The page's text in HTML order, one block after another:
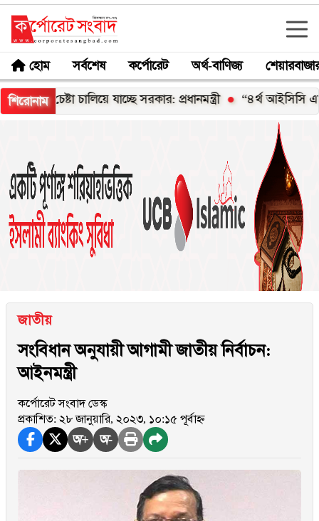
হোম সর্বশেষ কর্পোরেট অর্থ-বাণিজ্য
শিরোনামচালিয়ে যাচ্ছে সরকার: প্রধানমন্ত্রী “৪র্থ আইসিসি এমার্জিং
জাতীয়
সংবিধান অনুযায়ী আগামী জাতীয় নির্বাচন:
আইনমন্ত্রী
কর্পোরেট সংবাদ ডেস্ক
প্রকাশিত: ২৮ জানুয়ারি, ২০২৩, ১০:১৫ পূর্বাহ্ন
অ+ অ-